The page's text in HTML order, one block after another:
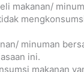
makanan/
minuman
ini.
makanan